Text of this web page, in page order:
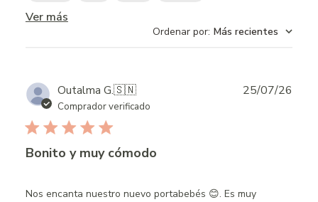
Ver más
Ordenar por: Más recientes
Outalma G.🇸🇳
Comprador verificado
Bonito y muy cómodo
Nos encanta nuestro nuevo portabebés 😊. Es muy
25/07/26